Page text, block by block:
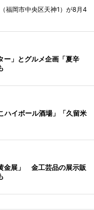
福岡市中央区天神1）が8月4
ー」とグルメ企画「夏辛
ハイボール酒場」「久留米
金展」 金工芸品の展示販